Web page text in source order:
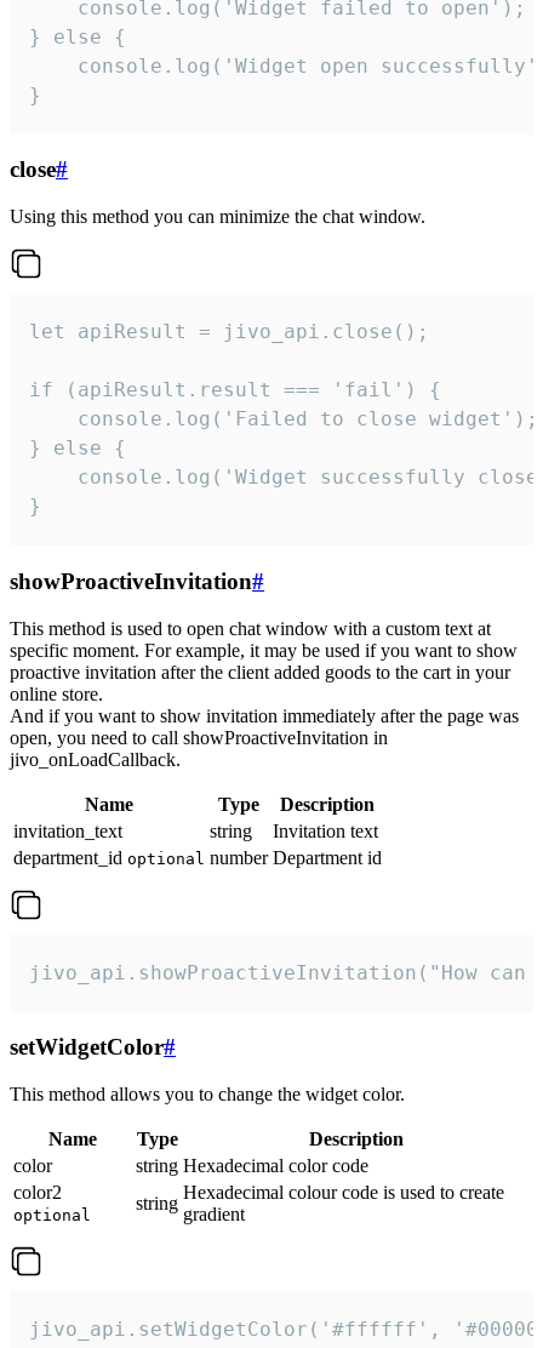
    console.log('Widget failed to open');
} else {
console.log('Widget open
}
close#
Using this method you can minimize the chat window.
let apiResult = jivo_api.close();
if (apiResult.result === 'fail') {
    console.log('Failed to close widget');
} else {
console.log('Widget successfully
}
showProactiveInvitation#
This method is used to open chat window with a custom text at
specific moment. For example, it may be used if you want to show
proactive invitation after the client added goods to the cart in your
online store.
And if you want to show invitation immediately after the page was
open, you need to call showProactiveInvitation in
jivo_onLoadCallback.
Name Type
Description
invitation_text
string
Invitation text
department_id optional number Department id
jivo_api.showProactiveInvitation("How
setWidgetColor#
This method allows you to change the widget color.
Name Type
Description
color
string Hexadecimal color code
color2
optional
string
Hexadecimal colour code is used to create
gradient
jivo_api.setWidgetColor('#ffffff',